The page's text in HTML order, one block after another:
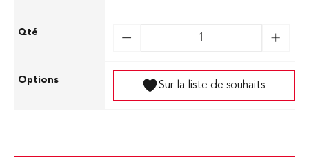
Sur la liste de souhaits